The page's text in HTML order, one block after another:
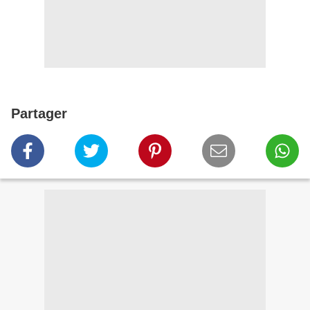
Partager